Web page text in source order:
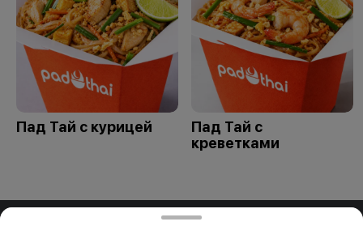
Пад Тай с курицей
Пад Тай с
креветками
ООО "ПАДТАЙ-ГРУПП"